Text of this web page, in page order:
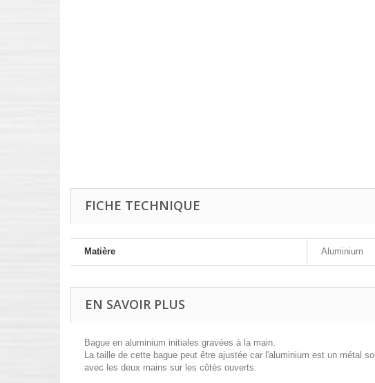
FICHE TECHNIQUE
Matière Aluminium
EN SAVOIR PLUS
Bague en aluminium initiales gravées à la main.
La taille de cette bague peut être ajustée car l'aluminium est un métal
avec les deux mains sur les côtés ouverts.